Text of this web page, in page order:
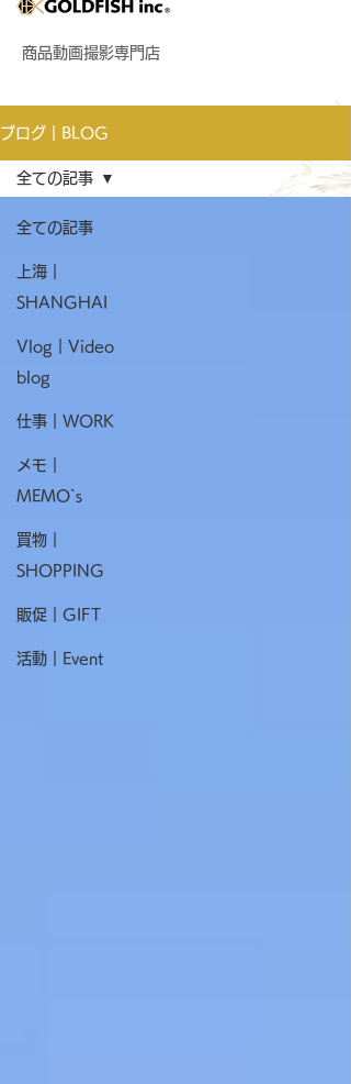
商品動画撮影専門店
ブログ｜BLOG
全ての記事
上海｜
SHANGHAI
Vlog｜Video
blog
仕事｜WORK
メモ｜
MEMO`s
買物｜
SHOPPING
販促｜GIFT
活動｜Event
全ての記事